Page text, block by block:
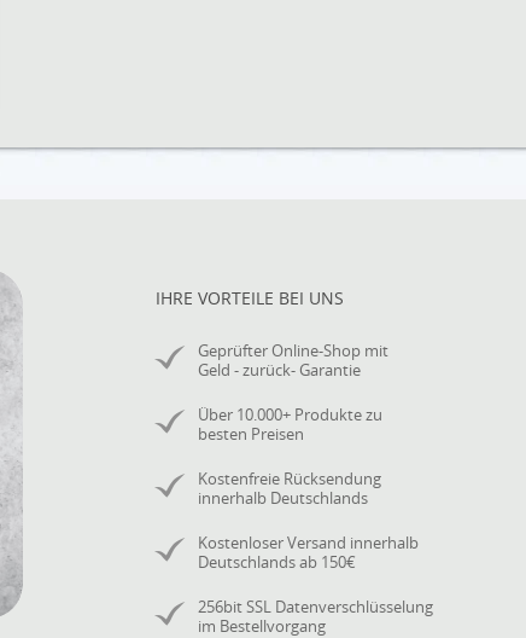
IHRE VORTEILE BEI UNS
Geprüfter Online-Shop mit
Geld - zurück- Garantie
Über 10.000+ Produkte zu
besten Preisen
Kostenfreie Rücksendung
innerhalb Deutschlands
Kostenloser Versand innerhalb
Deutschlands ab 150€
256bit SSL Datenverschlüsselung
im Bestellvorgang